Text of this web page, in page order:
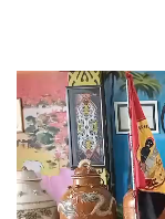
Pemutar
Video